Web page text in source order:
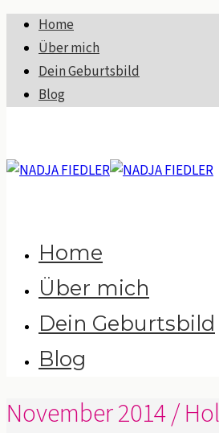
Home
Über mich
Dein Geburtsbild
Blog
Home
Über mich
Dein Geburtsbild
Blog
November 2014 /